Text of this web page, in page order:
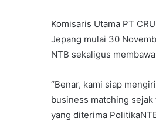
Komisaris Utama PT
Jepang mulai 30
NTB sekaligus
“Benar, kami siap
business matching sejak
yang diterima